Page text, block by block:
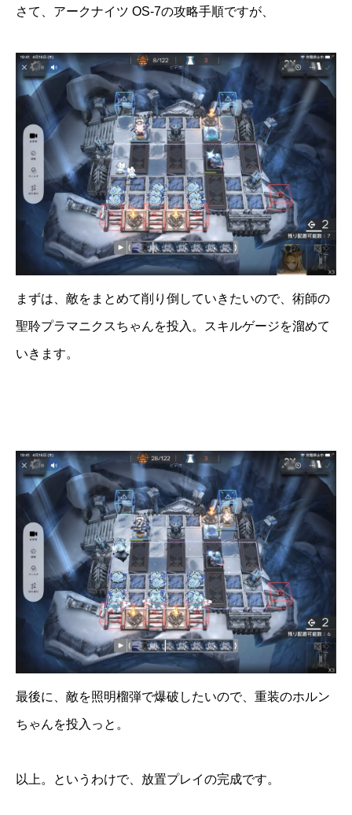
さて、アークナイツ OS-7の攻略手順ですが、
まずは、敵をまとめて削り倒していきたいので、術師の
聖聆プラマニクスちゃんを投入。スキルゲージを溜めて
いきます。
最後に、敵を照明榴弾で爆破したいので、重装のホルン
ちゃんを投入っと。
以上。というわけで、放置プレイの完成です。